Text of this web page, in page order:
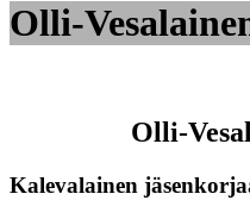
Olli-
Olli-
Kalevalainen